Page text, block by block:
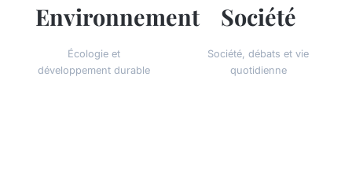
Environnement
Écologie et
développement durable
Société
Société, débats et vie
quotidienne